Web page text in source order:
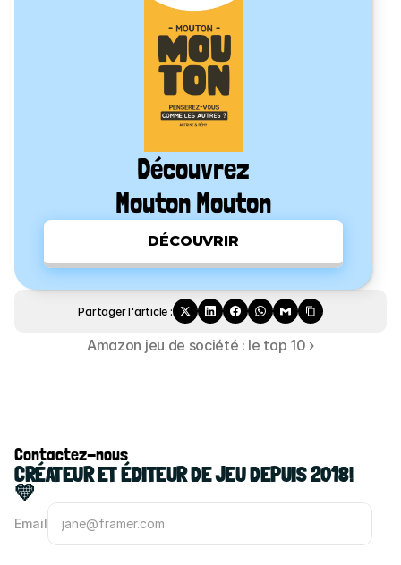
Découvrez
Mouton Mouton
DÉCOUVRIR
Partager l'article :
Amazon jeu de société : le top 10 ›
Contactez-nous
CRÉATEUR ET ÉDITEUR DE JEU DEPUIS 2018!
💛
Email